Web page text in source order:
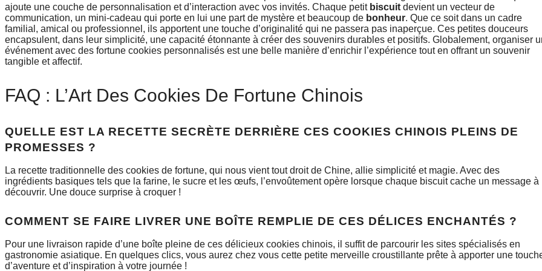
ajoute une couche de personnalisation et d’interaction avec vos invités. Chaque petit biscuit devient un vecteur de
communication, un mini-cadeau qui porte en lui une part de mystère et beaucoup de bonheur. Que ce soit dans un cadre
familial, amical ou professionnel, ils apportent une touche d’originalité qui ne passera pas inaperçue. Ces petites douceurs
encapsulent, dans leur simplicité, une capacité étonnante à créer des souvenirs durables et positifs. Globalement, organiser
événement avec des fortune cookies personnalisés est une belle manière d’enrichir l’expérience tout en offrant un souvenir
tangible et affectif.
FAQ : L’Art Des Cookies De Fortune Chinois
QUELLE EST LA RECETTE SECRÈTE DERRIÈRE CES COOKIES CHINOIS PLEINS DE
PROMESSES ?
La recette traditionnelle des cookies de fortune, qui nous vient tout droit de Chine, allie simplicité et magie. Avec des
ingrédients basiques tels que la farine, le sucre et les œufs, l’envoûtement opère lorsque chaque biscuit cache un message à
découvrir. Une douce surprise à croquer !
COMMENT SE FAIRE LIVRER UNE BOÎTE REMPLIE DE CES DÉLICES ENCHANTÉS ?
Pour une livraison rapide d’une boîte pleine de ces délicieux cookies chinois, il suffit de parcourir les sites spécialisés en
gastronomie asiatique. En quelques clics, vous aurez chez vous cette petite merveille croustillante prête à apporter une
d’aventure et d’inspiration à votre journée !